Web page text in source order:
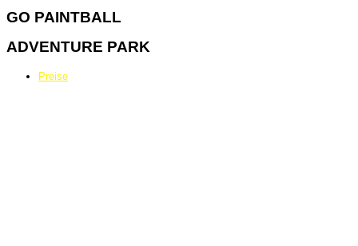
GO PAINTBALL
ADVENTURE PARK
Preise